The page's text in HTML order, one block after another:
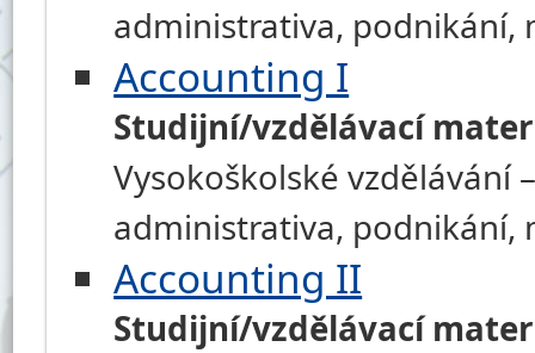
administrativa,
Accounting I
Studijní/vzdělávací
Vysokoškolské vzdělávání
administrativa,
Accounting II
Studijní/vzdělávací